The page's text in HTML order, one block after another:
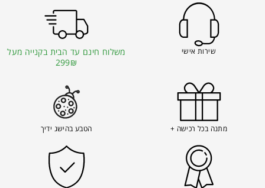
שירות אישי
משלוח חינם עד הבית בקנייה מעל
299₪
מתנה בכל רכישה + הטבע בהישג ידיך